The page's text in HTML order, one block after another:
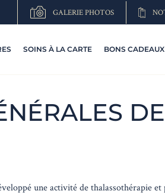
GALERIE PHOTOS
SOINS À LA CARTE BONS
une activité de thalassothérapie